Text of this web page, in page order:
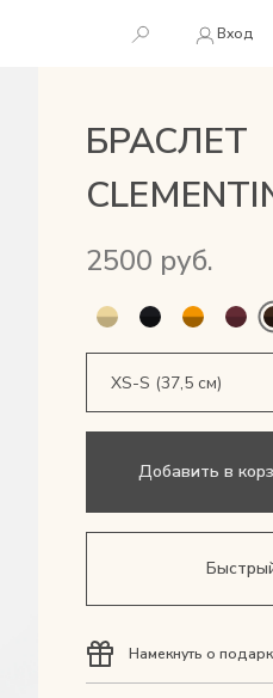
Вход
БРАСЛЕТ
2500 руб.
M-L (41,5 см)
XS-S (37,5 см)
Добавить в
Намекнуть о